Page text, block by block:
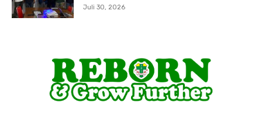
Juli 30, 2026